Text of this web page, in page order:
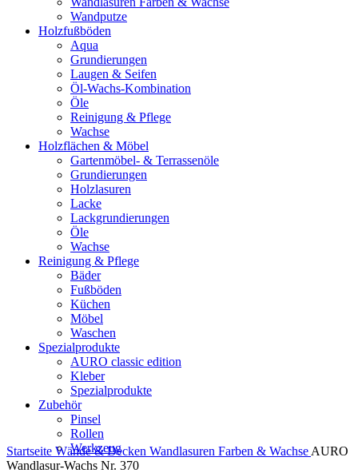
Wandputze
Holzfußböden
Aqua
Grundierungen
Laugen & Seifen
Öl-Wachs-Kombination
Öle
Reinigung & Pflege
Wachse
Holzflächen & Möbel
Gartenmöbel- & Terrassenöle
Grundierungen
Holzlasuren
Lacke
Lackgrundierungen
Öle
Wachse
Reinigung & Pflege
Bäder
Fußböden
Küchen
Möbel
Waschen
Spezialprodukte
AURO classic edition
Kleber
Spezialprodukte
Zubehör
Pinsel
Rollen
Werkzeug
Startseite Wände & Decken Wandlasuren Farben & Wachse AURO
Wandlasur-Wachs Nr. 370